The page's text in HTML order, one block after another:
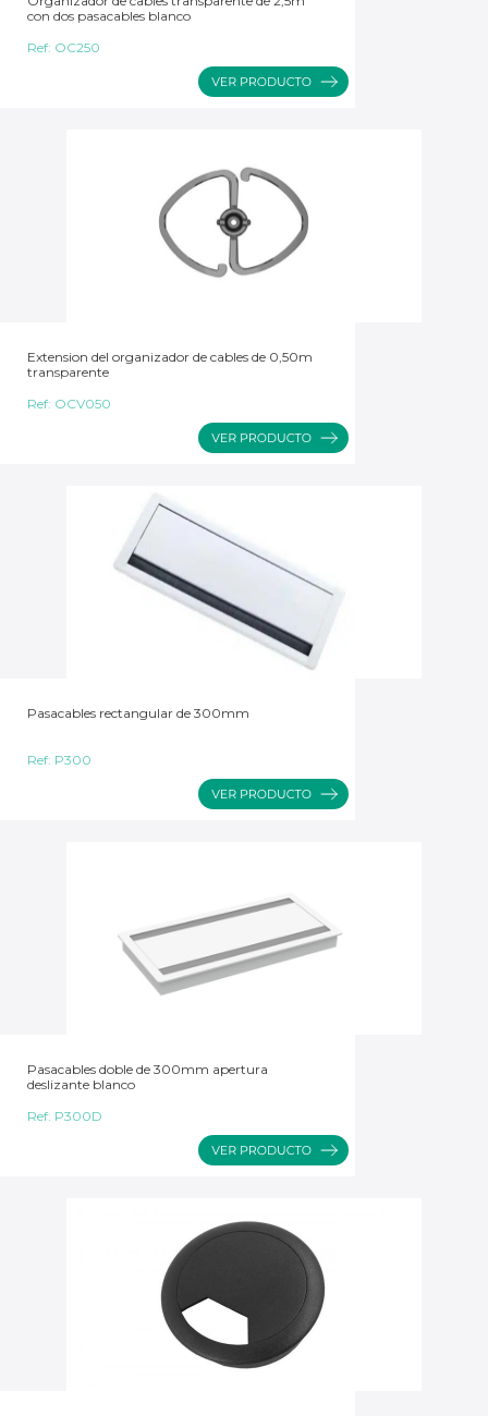
con dos pasacables blanco
Ref: OC250
Extension del organizador de cables de 0,50m
transparente
Ref: OCV050
Pasacables rectangular de 300mm
Ref: P300
Pasacables doble de 300mm apertura
deslizante blanco
Ref: P300D